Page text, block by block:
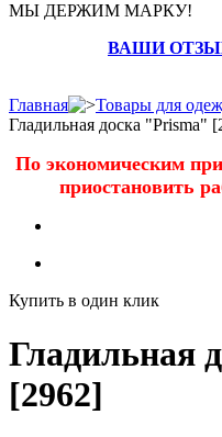
МЫ ДЕРЖИМ МАРКУ!
ВАШИ
Главная Товары для
Гладильная доска "Prisma"
По экономическим
приостановить
Купить в один клик
Гладильная
[2962]